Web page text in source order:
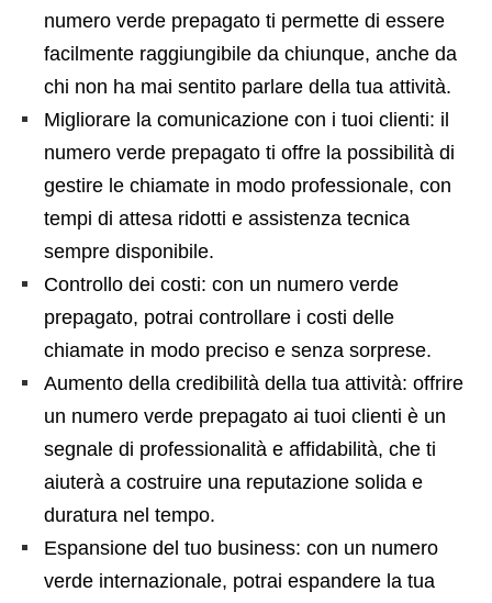
numero verde prepagato ti permette di essere
facilmente raggiungibile da chiunque, anche da
chi non ha mai sentito parlare della tua attività.
Migliorare la comunicazione con i tuoi clienti: il
numero verde prepagato ti offre la possibilità di
gestire le chiamate in modo professionale, con
tempi di attesa ridotti e assistenza tecnica
sempre disponibile.
Controllo dei costi: con un numero verde
prepagato, potrai controllare i costi delle
chiamate in modo preciso e senza sorprese.
Aumento della credibilità della tua attività: offrire
un numero verde prepagato ai tuoi clienti è un
segnale di professionalità e affidabilità, che ti
aiuterà a costruire una reputazione solida e
duratura nel tempo.
Espansione del tuo business: con un numero
verde internazionale, potrai espandere la tua